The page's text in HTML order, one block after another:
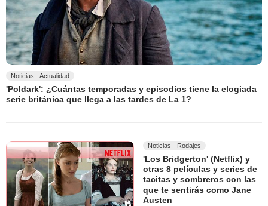
Noticias - Actualidad
'Poldark': ¿Cuántas temporadas y episodios tiene la elogiada
serie británica que llega a las tardes de La 1?
Noticias - Rodajes
'Los Bridgerton' (Netflix) y
otras 8 películas y series de
tacitas y sombreros con las
que te sentirás como Jane
Austen